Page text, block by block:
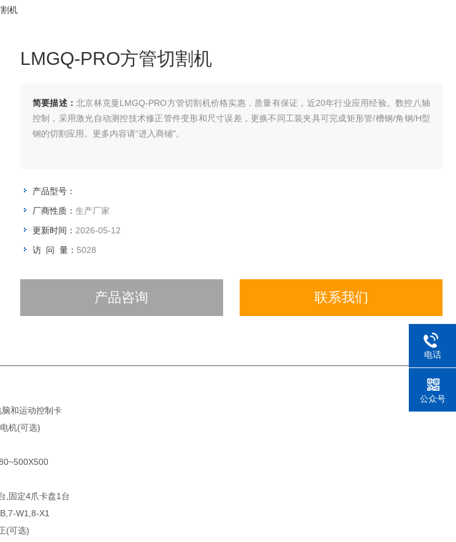
机
LMGQ-PRO方管切割机
简要描述： 北京林克曼LMGQ-PRO方管切割机价格实惠，质量有保证，近20年行业应用经验。数控八轴
控制，采用激光自动测控技术修正管件变形和尺寸误差，更换不同工装夹具可完成矩形管/槽钢/角钢/H型
钢的切割应用。更多内容请“进入商铺"。
产品型号：
厂商性质： 生产厂家
更新时间： 2026-05-12
访 问 量： 5028
产品咨询 联系我们
和运动控制卡
机(可选)
,固定4爪卡盘1台
W1,8-X1
(可选)
电话
公众号